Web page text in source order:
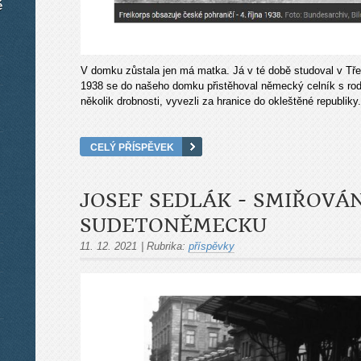
V domku zůstala jen má matka. Já v té době studoval v
1938 se do našeho domku přistěhoval německý celník s
několik drobnosti, vyvezli za hranice do okleštěné republiky.
CELÝ PŘÍSPĚVEK
JOSEF SEDLÁK -
SUDETONĚMECKU
11. 12. 2021 | Rubrika: příspěvky